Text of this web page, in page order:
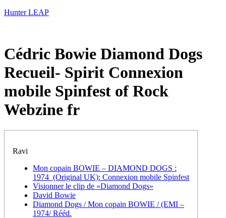
Hunter LEAP
Cédric Bowie Diamond Dogs
Recueil- Spirit Connexion
mobile Spinfest of Rock
Webzine fr
Ravi
Mon copain BOWIE – DIAMOND DOGS :
1974 (Original UK): Connexion mobile Spinfest
Visionner le clip de «Diamond Dogs»
David Bowie
Diamond Dogs / Mon copain BOWIE / (EMI –
1974/ Rééd.